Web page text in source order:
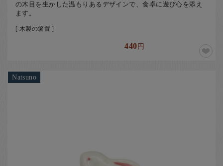
の木目を生かした温もりあるデザインで、食卓に遊び心を添え
ます。
[ 木製の箸置 ]
440円
Natsuno